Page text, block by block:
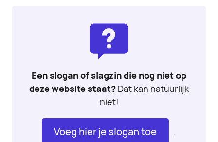
Een slogan of slagzin die nog niet op
deze website staat? Dat kan natuurlijk
niet!
Voeg hier je slogan toe .